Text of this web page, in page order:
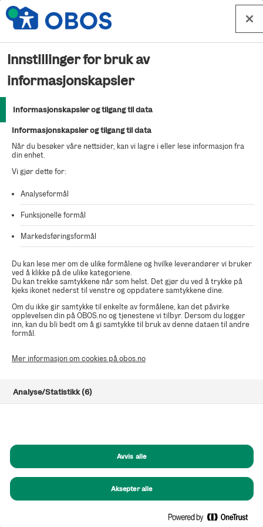
Hopp til innhold
Beklager
Kunne ikke finne salgsoppdraget du ser etter.
Innstillinger for bruk av
informasjonskapsler
Informasjonskapsler og tilgang til data
Informasjonskapsler og tilgang til data
Når du besøker våre nettsider, kan vi lagre i eller lese informasjon fra
din enhet.
Vi gjør dette for:
Analyseformål
Funksjonelle formål
Markedsføringsformål
Du kan lese mer om de ulike formålene og hvilke leverandører vi bruker
ved å klikke på de ulike kategoriene.
Du kan trekke samtykkene når som helst. Det gjør du ved å trykke på
kjeks ikonet nederst til venstre og oppdatere samtykkene dine.
Om du ikke gir samtykke til enkelte av formålene, kan det påvirke
opplevelsen din på OBOS.no og tjenestene vi tilbyr. Dersom du logger
inn, kan du bli bedt om å gi samtykke til bruk av denne dataen til andre
formål.
Mer informasjon om cookies på obos.no
Analyse/Statistikk (6)
Funksjonelle (8)
Helt nødvendige (1)
Avvis alle
Aksepter alle